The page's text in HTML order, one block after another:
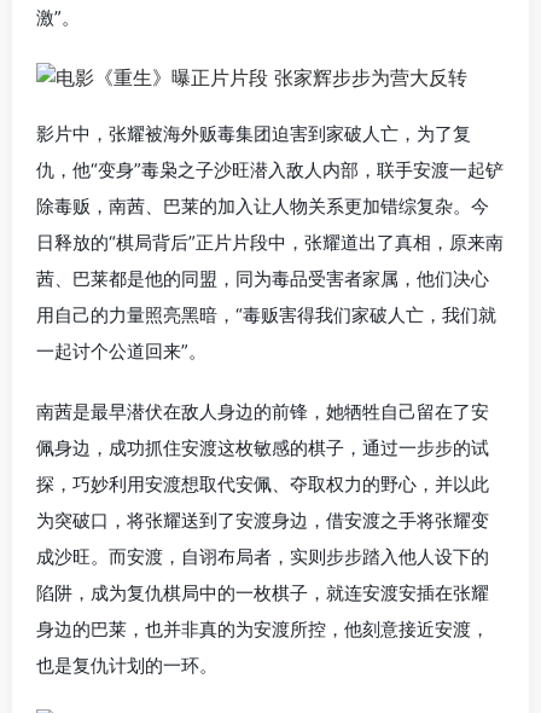
激”。
影片中，张耀被海外贩毒集团迫害到家破人亡，为了复
仇，他“变身”毒枭之子沙旺潜入敌人内部，联手安渡一起铲
除毒贩，南茜、巴莱的加入让人物关系更加错综复杂。今
日释放的“棋局背后”正片片段中，张耀道出了真相，原来南
茜、巴莱都是他的同盟，同为毒品受害者家属，他们决心
用自己的力量照亮黑暗，“毒贩害得我们家破人亡，我们就
一起讨个公道回来”。
南茜是最早潜伏在敌人身边的前锋，她牺牲自己留在了安
佩身边，成功抓住安渡这枚敏感的棋子，通过一步步的试
探，巧妙利用安渡想取代安佩、夺取权力的野心，并以此
为突破口，将张耀送到了安渡身边，借安渡之手将张耀变
成沙旺。而安渡，自诩布局者，实则步步踏入他人设下的
陷阱，成为复仇棋局中的一枚棋子，就连安渡安插在张耀
身边的巴莱，也并非真的为安渡所控，他刻意接近安渡，
也是复仇计划的一环。